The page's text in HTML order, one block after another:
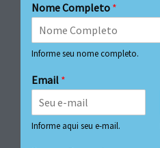
Nome Completo *
Informe seu nome completo.
Email *
Informe aqui seu e-mail.